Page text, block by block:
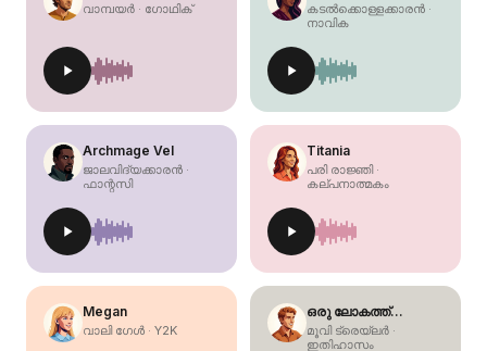
വാമ്പയർ · ഗോഥിക്
കടൽക്കൊള്ളക്കാരൻ ·
നാവിക
Archmage Vel
ജാലവിദ്യക്കാരൻ ·
ഫാന്റസി
Titania
പരി രാജ്ഞി ·
കല്പനാത്മകം
Megan
വാലി ഗേൾ · Y2K
ഒരു ലോകത്ത്…
മൂവി ട്രെയ്‌ലർ ·
ഇതിഹാസം